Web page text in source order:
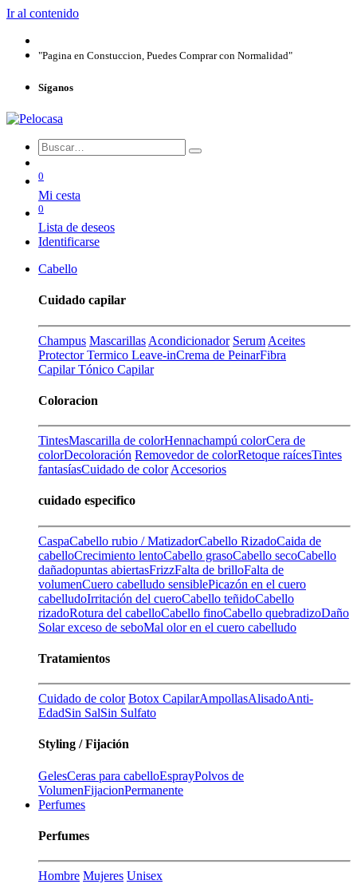
Ir al contenido
"Pagina en Constuccion, Puedes Comprar con Normalidad"
Síganos
0
Mi cesta
0
Lista de deseos
Identificarse
Cabello
Cuidado capilar
Champus Mascarillas Acondicionador Serum Aceites
Protector Termico Leave-inCrema de PeinarFibra
CapilarTónico Capilar
Coloracion
TintesMascarilla de colorHennachampú colorCera de
colorDecoloración Removedor de colorRetoque raícesTintes
fantasíasCuidado de color Accesorios
cuidado especifico
CaspaCabello rubio / MatizadorCabello RizadoCaida de
cabelloCrecimiento lentoCabello grasoCabello secoCabello
dañadopuntas abiertasFrizzFalta de brilloFalta de
volumenCuero cabelludo sensiblePicazón en el cuero
cabelludoIrritación del cueroCabello teñidoCabello
rizadoRotura del cabelloCabello finoCabello quebradizoDaño
Solarexceso de seboMal olor en el cuero cabelludo
Tratamientos
Cuidado de color Botox CapilarAmpollasAlisadoAnti-
EdadSin SalSin Sulfato
Styling / Fijación
GelesCeras para cabelloEsprayPolvos de
VolumenFijacionPermanente
Perfumes
Perfumes
Hombre Mujeres Unisex